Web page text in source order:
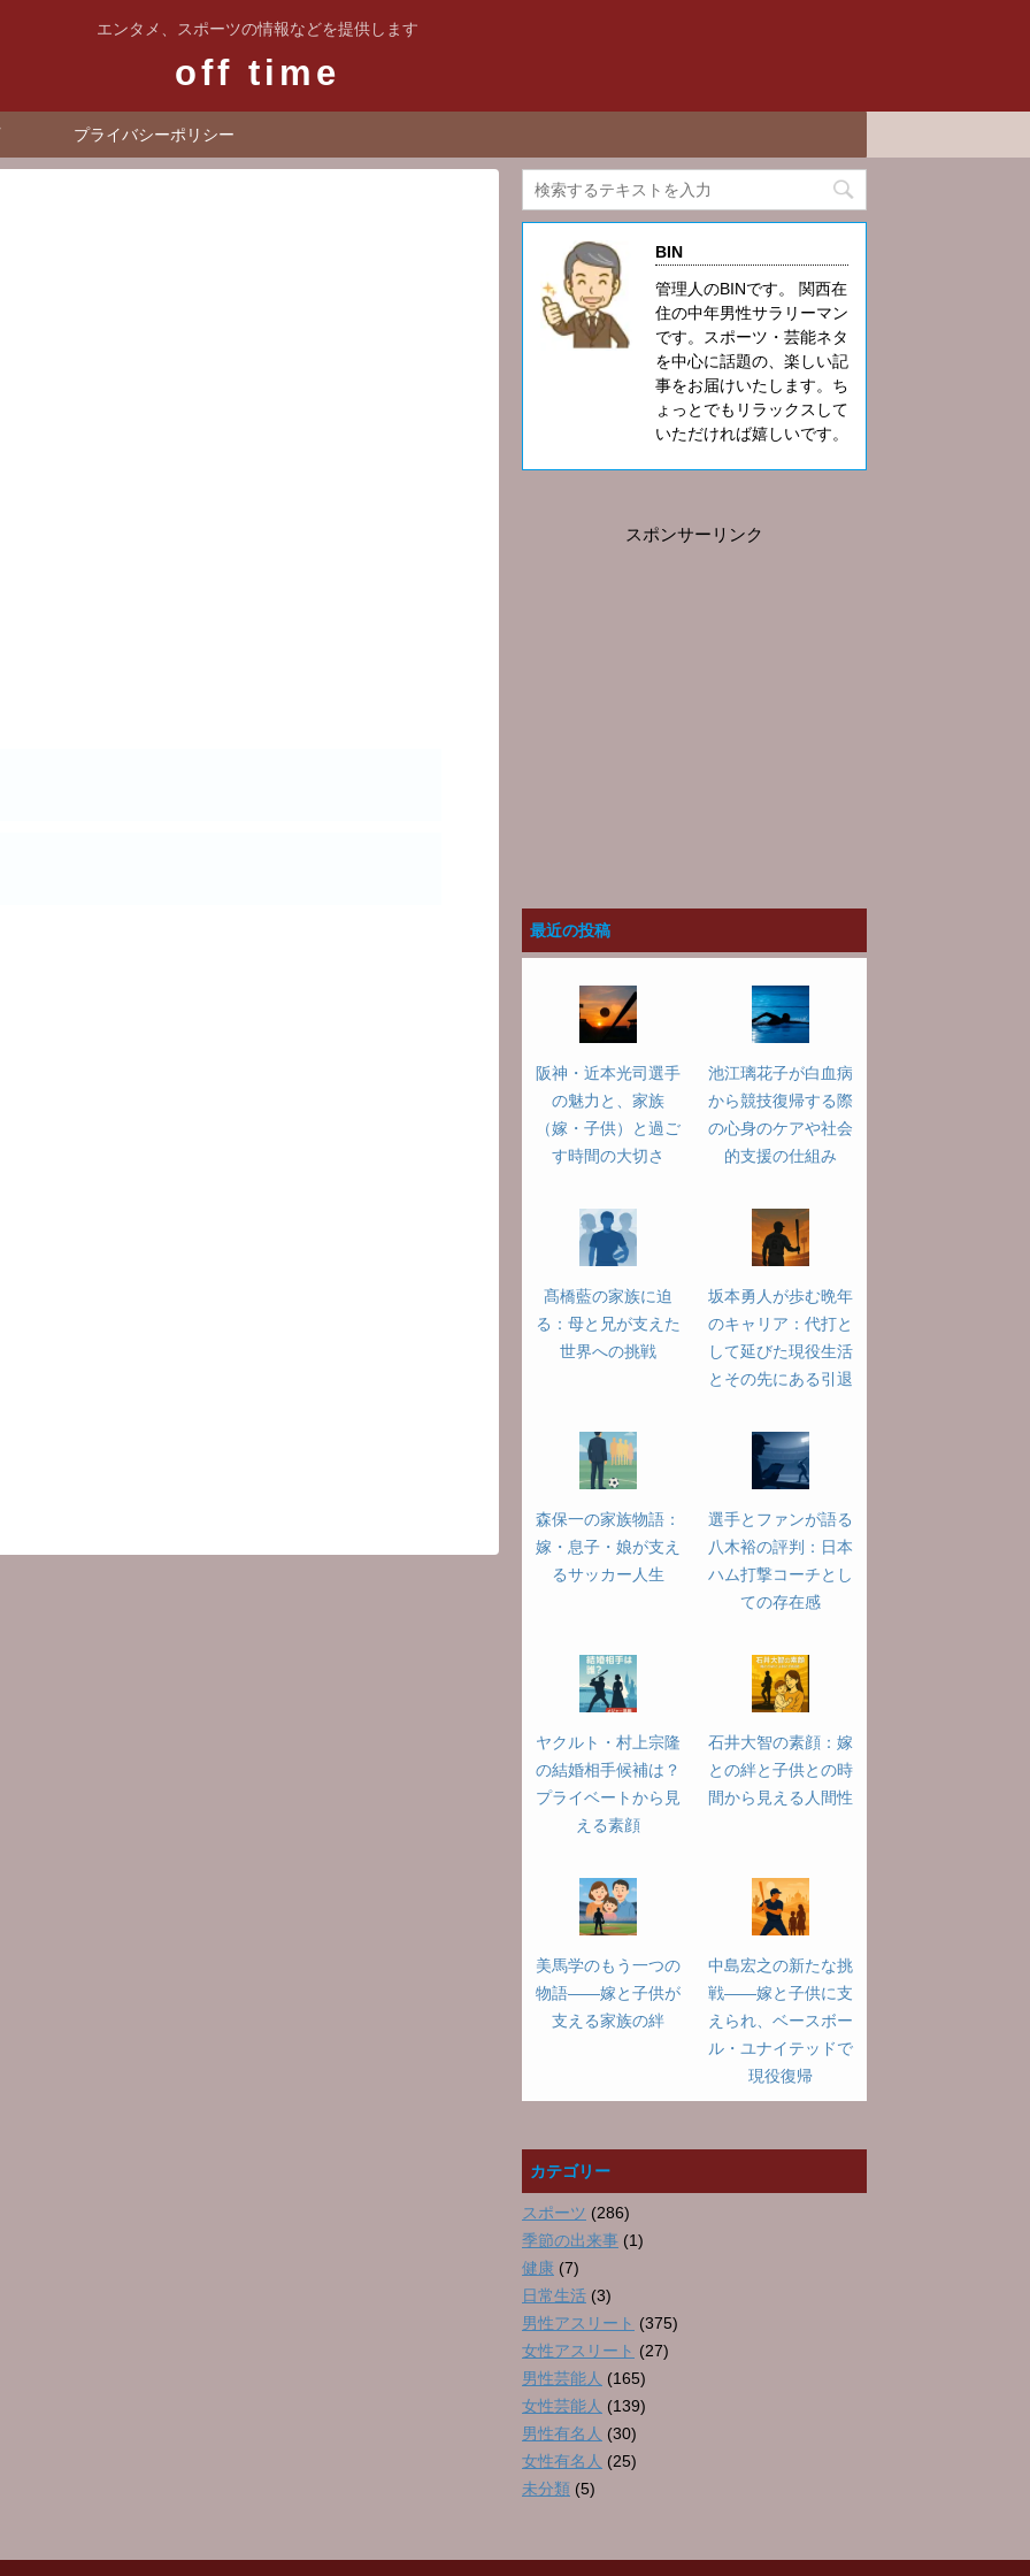
エンタメ、スポーツの情報などを提供します
off time
プライバシーポリシー
BIN
管理人のBINです。 関西在
住の中年男性サラリーマン
です。スポーツ・芸能ネタ
を中心に話題の、楽しい記
事をお届けいたします。ち
ょっとでもリラックスして
いただければ嬉しいです。
スポンサーリンク
最近の投稿
阪神・近本光司選手
の魅力と、家族
（嫁・子供）と過ご
す時間の大切さ
池江璃花子が白血病
から競技復帰する際
の心身のケアや社会
的支援の仕組み
髙橋藍の家族に迫
る：母と兄が支えた
世界への挑戦
坂本勇人が歩む晩年
のキャリア：代打と
して延びた現役生活
とその先にある引退
森保一の家族物語：
嫁・息子・娘が支え
るサッカー人生
選手とファンが語る
八木裕の評判：日本
ハム打撃コーチとし
ての存在感
ヤクルト・村上宗隆
の結婚相手候補は？
プライベートから見
える素顔
石井大智の素顔：嫁
との絆と子供との時
間から見える人間性
美馬学のもう一つの
物語――嫁と子供が
支える家族の絆
中島宏之の新たな挑
戦――嫁と子供に支
えられ、ベースボー
ル・ユナイテッドで
現役復帰
カテゴリー
スポーツ (286)
季節の出来事 (1)
健康 (7)
日常生活 (3)
男性アスリート (375)
女性アスリート (27)
男性芸能人 (165)
女性芸能人 (139)
男性有名人 (30)
女性有名人 (25)
未分類 (5)